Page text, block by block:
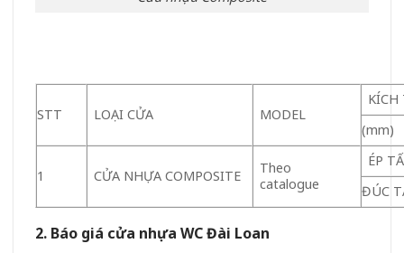
STT LOẠI CỬA MODEL
KÍCH
(mm)
1 CỬA NHỰA COMPOSITE
Theo
catalogue
ÉP
ĐÚC
2. Báo giá cửa nhựa WC Đài Loan